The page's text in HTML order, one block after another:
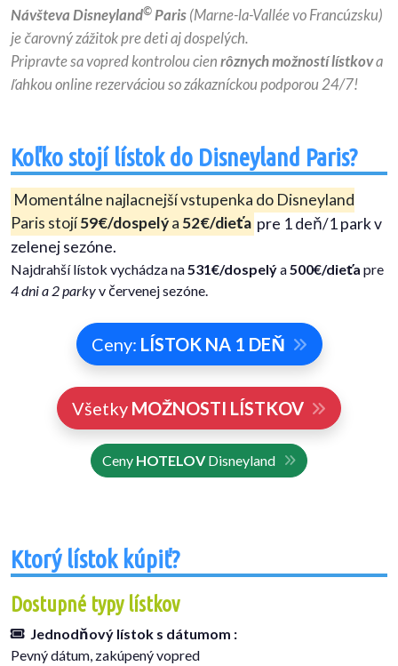
Návšteva Disneyland© Paris(Marne-la-Vallée vo Francúzsku)
je čarovný zážitok pre deti aj dospelých.
Pripravte sa vopred kontrolou cienrôznych možností lístkova
ľahkou online rezerváciou so zákazníckou podporou 24/7!
Koľko stojí lístok do Disneyland Paris?
Momentálne najlacnejší vstupenka do Disneyland
Paris stojí59€/dospelýa 52€/dieťa pre 1 deň/1 park v
zelenej sezóne.
Najdrahší lístok vychádza na 531€/dospelýa 500€/dieťa pre
4 dni a 2 parkyv červenej sezóne.
Ceny: LÍSTOK NA 1 DEŇ
Všetky MOŽNOSTI LÍSTKOV
Ceny HOTELOVDisneyland
Ktorý lístok kúpiť?
Dostupné typy lístkov
Jednodňový lístok s dátumom :
Pevný dátum, zakúpený vopred